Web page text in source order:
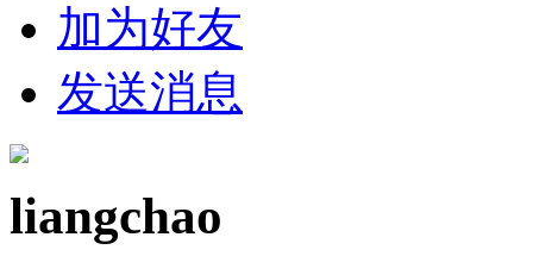
加为好友
发送消息
liangchao